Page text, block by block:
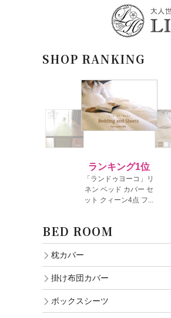
SHOP RANKING
BED ROOM
枕カバー
掛け布団カバー
ボックスシーツ